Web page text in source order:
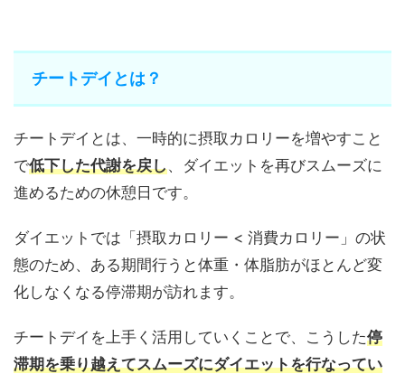
チートデイとは？
チートデイとは、一時的に摂取カロリーを増やすこと
で低下した代謝を戻し、ダイエットを再びスムーズに
進めるための休憩日です。
ダイエットでは「摂取カロリー < 消費カロリー」の状
態のため、ある期間行うと体重・体脂肪がほとんど変
化しなくなる停滞期が訪れます。
チートデイを上手く活用していくことで、こうした停
滞期を乗り越えてスムーズにダイエットを行なってい